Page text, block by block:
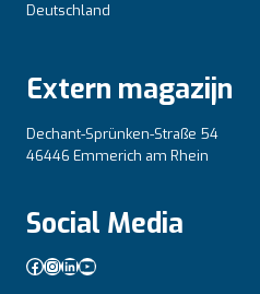
Deutschland
Extern magazijn
Dechant-Sprünken-Straße 54
46446 Emmerich am Rhein
Social Media
Facebook
Instagram
LinkedIn
YouTube